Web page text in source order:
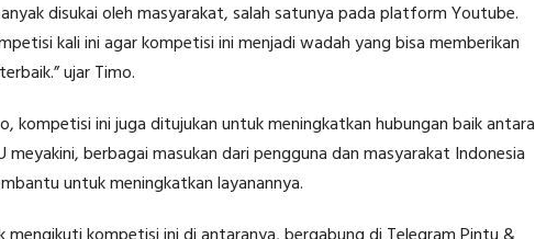
disukai oleh masyarakat, salah satunya pada platform Youtube.
kali ini agar kompetisi ini menjadi wadah yang bisa memberikan
ujar Timo.
kompetisi ini juga ditujukan untuk meningkatkan hubungan baik antara
meyakini, berbagai masukan dari pengguna dan masyarakat Indonesia
untuk meningkatkan layanannya.